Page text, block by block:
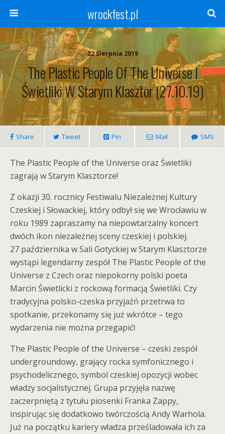
wrockfest.pl
22 Sierpnia 2019
The Plastic People Of The Universe I
Świetliki W Starym Klasztor (27.10.19)
Share Tweet Pin Mail SMS
The Plastic People of the Universe oraz Świetliki
zagrają w Starym Klasztorze!
Z okazji 30. rocznicy Festiwalu Niezależnej Kultury
Czeskiej i Słowackiej, który odbył się we Wrocławiu w
roku 1989 zapraszamy na niepowtarzalny koncert
dwóch ikon niezależnej sceny czeskiej i polskiej.
27 października w Sali Gotyckiej w Starym Klasztorze
wystąpi legendarny zespół The Plastic People of the
Universe z Czech oraz niepokorny polski poeta
Marcin Świetlicki z rockową formacją Świetliki. Czy
tradycyjna polsko-czeska przyjaźń przetrwa to
spotkanie, przekonamy się już wkrótce – tego
wydarzenia nie można przegapić!
The Plastic People of the Universe – czeski zespół
undergroundowy, grający rocka symfonicznego i
psychodelicznego, symbol czeskiej opozycji wobec
władzy socjalistycznej. Grupa przyjęła nazwę
zaczerpniętą z tytułu piosenki Franka Zappy,
inspirując się dodatkowo twórczością Andy Warhola.
Już na początku kariery władza prześladowała ich za